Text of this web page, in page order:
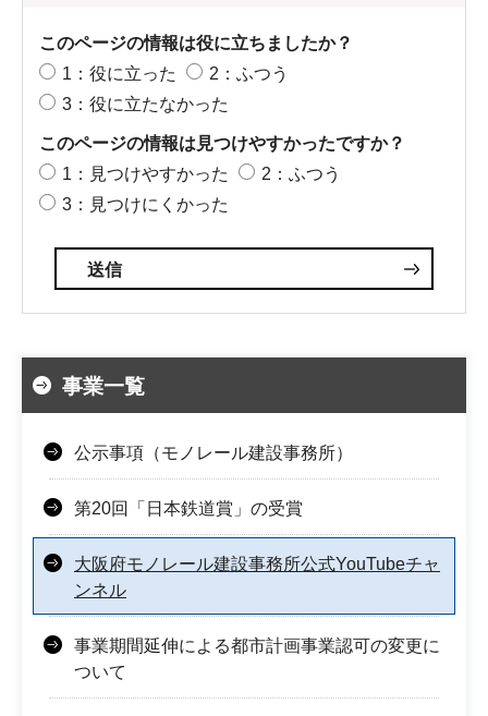
このページの情報は役に立ちましたか？
1：役に立った
2：ふつう
3：役に立たなかった
このページの情報は見つけやすかったですか？
1：見つけやすかった
2：ふつう
3：見つけにくかった
事業一覧
公示事項（モノレール建設事務所）
第20回「日本鉄道賞」の受賞
大阪府モノレール建設事務所公式YouTubeチャ
ンネル
事業期間延伸による都市計画事業認可の変更に
ついて